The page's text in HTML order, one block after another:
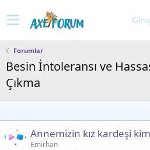
Forumlar
Besin İntoleransı ve
Çıkma
Annemizin kız kardeşi
Emirhan